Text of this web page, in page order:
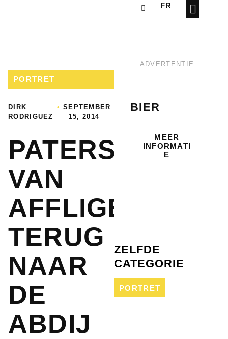
FR
PORTRET
DIRK
RODRIGUEZ
• SEPTEMBER
15, 2014
PATERSVAT
VAN
AFFLIGEM
TERUG
NAAR
DE
ABDIJ
ADVERTENTIE
BIER
MEER
INFORMATI
E
ZELFDE
CATEGORIE
PORTRET